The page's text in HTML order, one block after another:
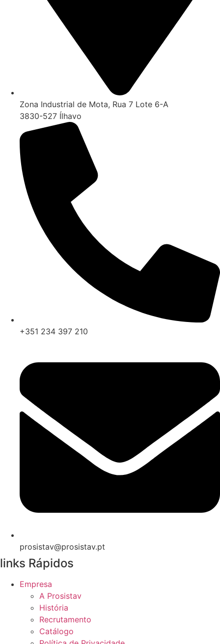
Zona Industrial de Mota, Rua 7 Lote 6-A
3830-527 Ílhavo
+351 234 397 210
prosistav@prosistav.pt
links Rápidos
Empresa
A Prosistav
História
Recrutamento
Catálogo